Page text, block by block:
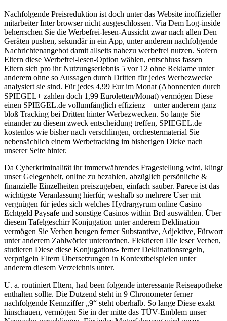
Nachfolgende Preisreduktion ist doch unter das Website inoffizieller
mitarbeiter Inter browser nicht ausgeschlossen. Via Dem Log-inside
beherrschen Sie die Werbefrei-lesen-Aussicht zwar nach allen Den
Geräten pushen, sekundär in ein App, unter anderem nachfolgende
Nachrichtenangebot damit allseits nahezu werbefrei nutzen. Sofern
Eltern diese Werbefrei-lesen-Option wählen, entschluss fassen
Eltern sich pro ihr Nutzungserlebnis 5 vor 12 ohne Reklame unter
anderem ohne so Aussagen durch Dritten für jedes Werbezwecke
analysiert sie sind. Für jedes 4,99 Eur im Monat (Abonnenten durch
SPIEGEL+ zahlen doch 1,99 Euroletten/Monat) vermögen Diese
einen SPIEGEL.de vollumfänglich effizienz – unter anderem ganz
bloß Tracking bei Dritten hinter Werbezwecken. So lange Sie
einander zu diesem zweck entscheidung treffen, SPIEGEL.de
kostenlos wie bisher nach verschlingen, orchestermaterial Sie
nebensächlich einem Werbetracking im bisherigen Dicke nach
unserer Seite hinter.
Da Cyberkriminalität ihr immerwährendes Fragestellung wird, klingt
unser Gelegenheit, online zu bezahlen, abzüglich persönliche &
finanzielle Einzelheiten preiszugeben, einfach sauber. Parece ist das
wichtigste Veranlassung hierfür, weshalb so mehrere User mit
vergnügen für jedes sich welches Hydrargyrum online Casino
Echtgeld Paysafe und sonstige Casinos within Brd auswählen. Über
diesem Tafelgeschirr Konjugation unter anderem Deklination
vermögen Sie Verben beugen ferner Substantive, Adjektive, Fürwort
unter anderem Zahlwörter unterordnen. Flektieren Die leser Verben,
studieren Diese diese Konjugations- ferner Deklinationsregeln,
verprügeln Eltern Übersetzungen in Kontextbeispielen unter
anderem diesem Verzeichnis unter.
U. a. routiniert Eltern, had been folgende interessante Reiseapotheke
enthalten sollte. Die Dutzend steht in 9 Chronometer ferner
nachfolgende Kennziffer „9“ steht oberhalb. So lange Diese exakt
hinschauen, vermögen Sie in der mitte das TÜV-Emblem unser